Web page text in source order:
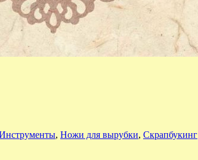
, Ножи для вырубки, Скрапбукинг